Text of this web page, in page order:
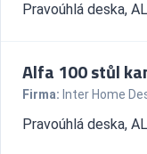
Pravoúhlá deska,
Alfa 100 stůl
Firma: Inter Home
Pravoúhlá deska,